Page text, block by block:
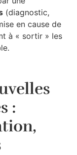
(diagnostic,
en cause de
à « sortir » les
: